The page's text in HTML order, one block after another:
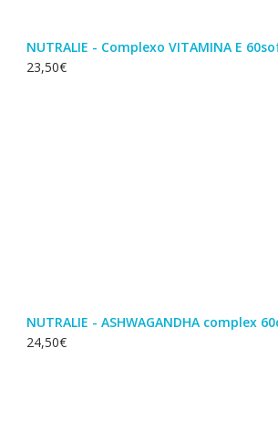
NUTRALIE - Complexo VITAMINA E
23,50€
NUTRALIE - ASHWAGANDHA complex
24,50€